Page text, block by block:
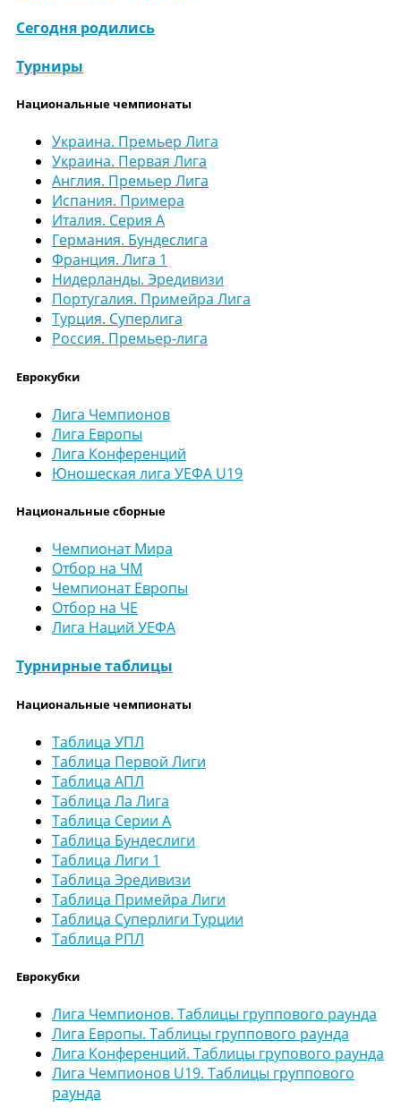
Сегодня родились
Турниры
Национальные чемпионаты
Украина. Премьер Лига
Украина. Первая Лига
Англия. Премьер Лига
Испания. Примера
Италия. Серия А
Германия. Бундеслига
Франция. Лига 1
Нидерланды. Эредивизи
Португалия. Примейра Лига
Турция. Суперлига
Россия. Премьер-лига
Еврокубки
Лига Чемпионов
Лига Европы
Лига Конференций
Юношеская лига УЕФА U19
Национальные сборные
Чемпионат Мира
Отбор на ЧМ
Чемпионат Европы
Отбор на ЧЕ
Лига Наций УЕФА
Турнирные таблицы
Национальные чемпионаты
Таблица УПЛ
Таблица Первой Лиги
Таблица АПЛ
Таблица Ла Лига
Таблица Серии А
Таблица Бундеслиги
Таблица Лиги 1
Таблица Эредивизи
Таблица Примейра Лиги
Таблица Суперлиги Турции
Таблица РПЛ
Еврокубки
Лига Чемпионов. Таблицы группового раунда
Лига Европы. Таблицы группового раунда
Лига Конференций. Таблицы групового раунда
Лига Чемпионов U19. Таблицы группового
раунда